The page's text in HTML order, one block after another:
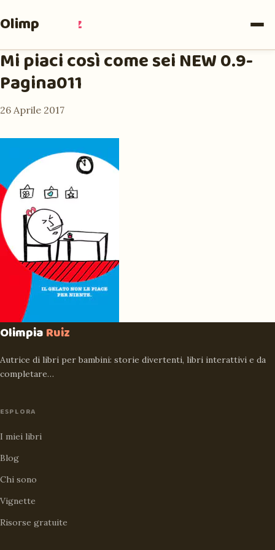
Olimpia Ruiz
Mi piaci così come sei NEW 0.9-
Pagina011
26 Aprile 2017
OlimpiaRuiz
Autrice di libri per bambini: storie divertenti, libri interattivi e da
completare…
ESPLORA
I miei libri
Blog
Chi sono
Vignette
Risorse gratuite